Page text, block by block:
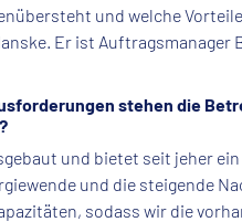
und welche
Er ist
stehen die
und bietet seit jeher
und die steigende
sodass wir die